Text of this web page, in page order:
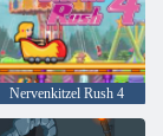
Nervenkitzel Rush 4